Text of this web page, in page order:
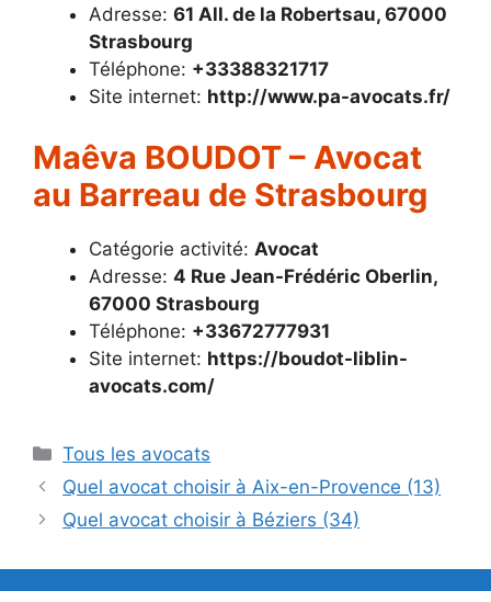
Adresse: 61 All. de la Robertsau, 67000
Strasbourg
Téléphone: +33388321717
Site internet: http://www.pa-avocats.fr/
Maêva BOUDOT – Avocat
au Barreau de Strasbourg
Catégorie activité: Avocat
Adresse: 4 Rue Jean-Frédéric Oberlin,
67000 Strasbourg
Téléphone: +33672777931
Site internet: https://boudot-liblin-
avocats.com/
Catégories
Tous les avocats
Quel avocat choisir à Aix-en-Provence (13)
Quel avocat choisir à Béziers (34)